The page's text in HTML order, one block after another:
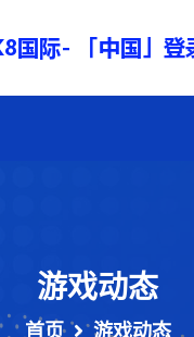
游戏动态
首页 游戏动态